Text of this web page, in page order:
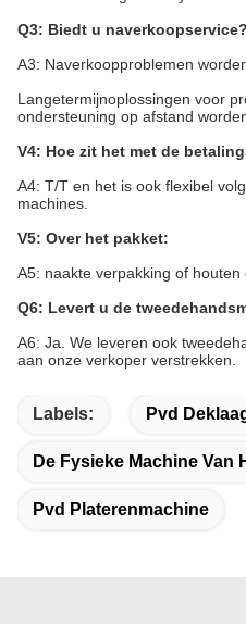
Q3: Biedt u naverkoopservice?
A3: Naverkoopproblemen
Langetermijnoplossingen voor
ondersteuning op afstand
V4: Hoe zit het met de
A4: T/T en het is ook flexibel
machines.
V5: Over het pakket:
A5: naakte verpakking of houten
Q6: Levert u de
A6: Ja. We leveren ook
aan onze verkoper verstrekken.
Labels: Pvd
De Fysieke Machine Van
Pvd Platerenmachine